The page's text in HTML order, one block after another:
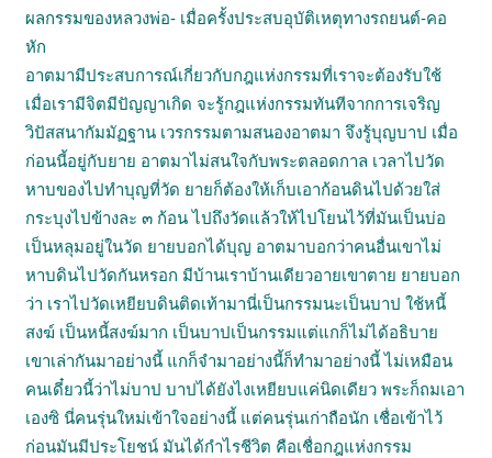
ผลกรรมของหลวงพ่อ- เมื่อครั้งประสบอุบัติเหตุทางรถยนต์-คอ
หัก
อาตมามีประสบการณ์เกี่ยวกับกฎแห่งกรรมที่เราจะต้องรับใช้
เมื่อเรามีจิตมีปัญญาเกิด จะรู้กฎแห่งกรรมทันทีจากการเจริญ
วิปัสสนากัมมัฏฐาน เวรกรรมตามสนองอาตมา จึงรู้บุญบาป เมื่อ
ก่อนนี้อยู่กับยาย อาตมาไม่สนใจกับพระตลอดกาล เวลาไปวัด
หาบของไปทำบุญที่วัด ยายก็ต้องให้เก็บเอาก้อนดินไปด้วยใส่
กระบุงไปข้างละ ๓ ก้อน ไปถึงวัดแล้วให้ไปโยนไว้ที่มันเป็นบ่อ
เป็นหลุมอยู่ในวัด ยายบอกได้บุญ อาตมาบอกว่าคนอื่นเขาไม่
หาบดินไปวัดกันหรอก มีบ้านเราบ้านเดียวอายเขาตาย ยายบอก
ว่า เราไปวัดเหยียบดินติดเท้ามานี่เป็นกรรมนะเป็นบาป ใช้หนี้
สงฆ์ เป็นหนี้สงฆ์มาก เป็นบาปเป็นกรรมแต่แกก็ไม่ได้อธิบาย
เขาเล่ากันมาอย่างนี้ แกก็จำมาอย่างนี้ก็ทำมาอย่างนี้ ไม่เหมือน
คนเดี๋ยวนี้ว่าไม่บาป บาปได้ยังไงเหยียบแค่นิดเดียว พระก็ถมเอา
เองซิ นี่คนรุ่นใหม่เข้าใจอย่างนี้ แต่คนรุ่นเก่าถือนัก เชื่อเข้าไว้
ก่อนมันมีประโยชน์ มันได้กำไรชีวิต คือเชื่อกฎแห่งกรรม